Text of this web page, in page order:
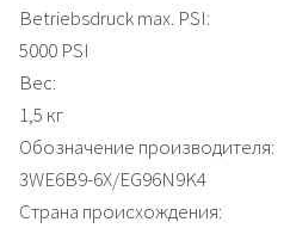
Betriebsdruck max. PSI:
5000 PSI
Вес:
1,5 кг
Обозначение производителя:
3WE6B9-6X/EG96N9K4
Страна происхождения: